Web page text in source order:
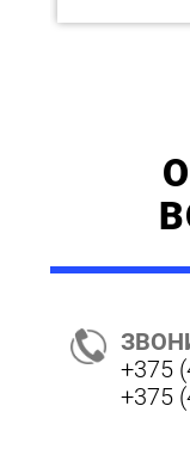
+375
+375